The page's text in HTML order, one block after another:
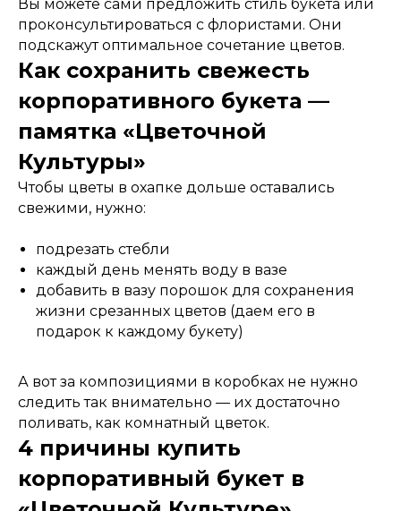
Вы можете сами предложить стиль букета или
проконсультироваться с флористами. Они
подскажут оптимальное сочетание цветов.
Как сохранить свежесть
корпоративного букета —
памятка «Цветочной
Культуры»
Чтобы цветы в охапке дольше оставались
свежими, нужно:
подрезать стебли
каждый день менять воду в вазе
добавить в вазу порошок для сохранения
жизни срезанных цветов (даем его в
подарок к каждому букету)
А вот за композициями в коробках не нужно
следить так внимательно — их достаточно
поливать, как комнатный цветок.
4 причины купить
корпоративный букет в